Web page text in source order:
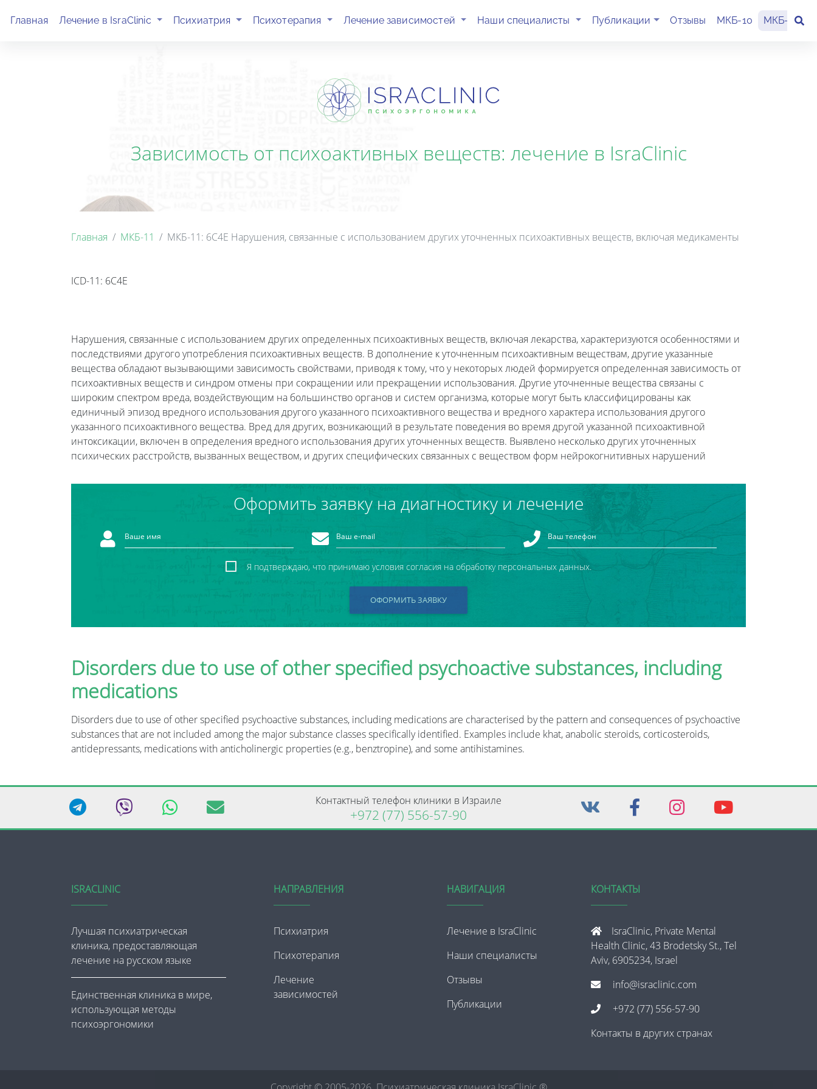
Главная Лечение в IsraClinic (current)Психиатрия (current)Психотерапия (current)Лечение зависимостей (current)Наши специалисты (current)Публикации Отзывы МКБ-10 МКБ-11
Зависимость от психоактивных веществ: лечение в IsraClinic
Главная МКБ-11 МКБ-11: 6C4E Нарушения, связанные с использованием других уточненных психоактивных веществ, включая медикаменты
ICD-11: 6C4E
Нарушения, связанные с использованием других определенных психоактивных веществ, включая лекарства, характеризуются особенностями и
последствиями другого употребления психоактивных веществ. В дополнение к уточненным психоактивным веществам, другие указанные
вещества обладают вызывающими зависимость свойствами, приводя к тому, что у некоторых людей формируется определенная зависимость от
психоактивных веществ и синдром отмены при сокращении или прекращении использования. Другие уточненные вещества связаны с
широким спектром вреда, воздействующим на большинство органов и систем организма, которые могут быть классифицированы как
единичный эпизод вредного использования другого указанного психоактивного вещества и вредного характера использования другого
указанного психоактивного вещества. Вред для других, возникающий в результате поведения во время другой указанной психоактивной
интоксикации, включен в определения вредного использования других уточненных веществ. Выявлено несколько других уточненных
психических расстройств, вызванных веществом, и других специфических связанных с веществом форм нейрокогнитивных нарушений
Оформить заявку на диагностику и лечение
Я подтверждаю, что принимаю условия согласия на обработку персональных данных.
ОФОРМИТЬ ЗАЯВКУ
Disorders due to use of other specified psychoactive substances, including
medications
Disorders due to use of other specified psychoactive substances, including medications are characterised by the pattern and consequences of psychoactive
substances that are not included among the major substance classes specifically identified. Examples include khat, anabolic steroids, corticosteroids,
antidepressants, medications with anticholinergic properties (e.g., benztropine), and some antihistamines.
Контактный телефон клиники в Израиле
+972 (77) 556-57-90
ISRACLINIC
Лучшая психиатрическая
клиника, предоставляющая
лечение на русском языке
Единственная клиника в мире,
использующая методы
психоэргономики
НАПРАВЛЕНИЯ
Психиатрия
Психотерапия
Лечение
зависимостей
НАВИГАЦИЯ
Лечение в IsraClinic
Наши специалисты
Отзывы
Публикации
КОНТАКТЫ
IsraClinic, Private Mental
Health Clinic, 43 Brodetsky St., Tel
Aviv, 6905234, Israel
info@israclinic.com
+972 (77) 556-57-90
Контакты в других странах